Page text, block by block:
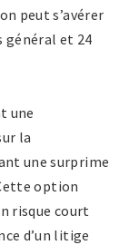
peut s’avérer
général et 24
une
la
une surprime
option
risque court
d’un litige